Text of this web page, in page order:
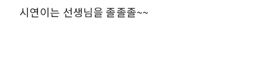
시연이는 선생님을 졸졸졸~~